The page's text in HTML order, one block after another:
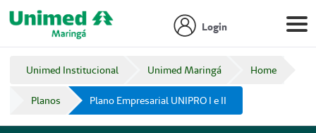
Login
Unimed Institucional Unimed Maringá Home
Planos Plano Empresarial UNIPRO I e II